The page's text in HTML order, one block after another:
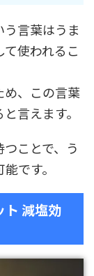
言葉はうま
使われるこ
め、この言葉
言えます。
ことで、う
です。
ト 減塩効